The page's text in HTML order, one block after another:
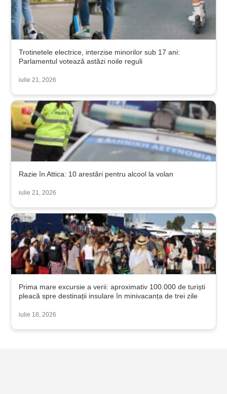
Trotinetele electrice, interzise minorilor sub 17 ani:
Parlamentul votează astăzi noile reguli
iulie 21, 2026
Razie în Attica: 10 arestări pentru alcool la volan
iulie 21, 2026
Prima mare excursie a verii: aproximativ 100.000 de turiști
pleacă spre destinații insulare în minivacanța de trei zile
iulie 18, 2026